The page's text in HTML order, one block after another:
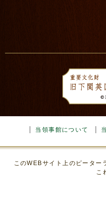
当領事館について
このWEBサイト上のピーター
こ